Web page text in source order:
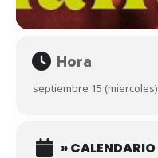
Hora
septiembre 15 (miercoles)
» CALENDARIO